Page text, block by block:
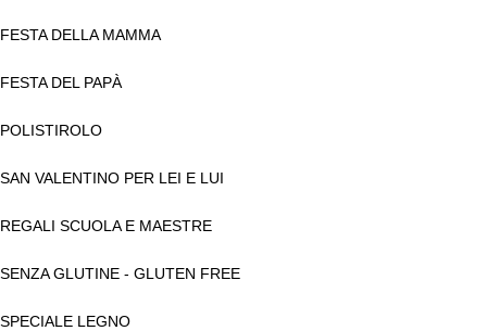
FESTA DELLA MAMMA
FESTA DEL PAPÀ
POLISTIROLO
SAN VALENTINO PER LEI E LUI
REGALI SCUOLA E MAESTRE
SENZA GLUTINE - GLUTEN FREE
SPECIALE LEGNO